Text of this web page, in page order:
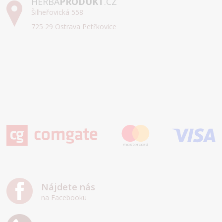
Šilheřovická 558
725 29 Ostrava Petřkovice
Nájdete nás
na Facebooku